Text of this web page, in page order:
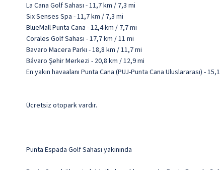
La Cana Golf Sahası - 11,7 km / 7,3 mi
Six Senses Spa - 11,7 km / 7,3 mi
BlueMall Punta Cana - 12,4 km / 7,7 mi
Corales Golf Sahası - 17,7 km / 11 mi
Bavaro Macera Parkı - 18,8 km / 11,7 mi
Bávaro Şehir Merkezi - 20,8 km / 12,9 mi
En yakın havaalanı Punta Cana (PUJ-Punta Cana Uluslararası) -
Ücretsiz otopark vardır.
Punta Espada Golf Sahası yakınında